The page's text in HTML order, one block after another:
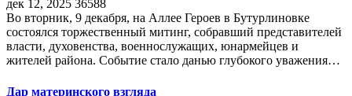
дек 12, 2025 36588
Во вторник, 9 декабря, на Аллее Героев в Бутурлиновке
состоялся торжественный митинг, собравший представителей
власти, духовенства, военнослужащих, юнармейцев и
жителей района. Событие стало данью глубокого уважения…
Дар материнского взгляда